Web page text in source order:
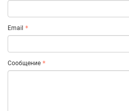
Email
Сообщение